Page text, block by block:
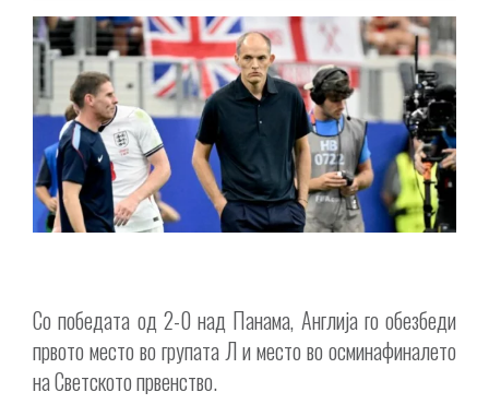
Со победата од 2-0 над Панама, Англија го обезбеди
првото место во групата Л и место во осминафиналето
на Светското првенство.